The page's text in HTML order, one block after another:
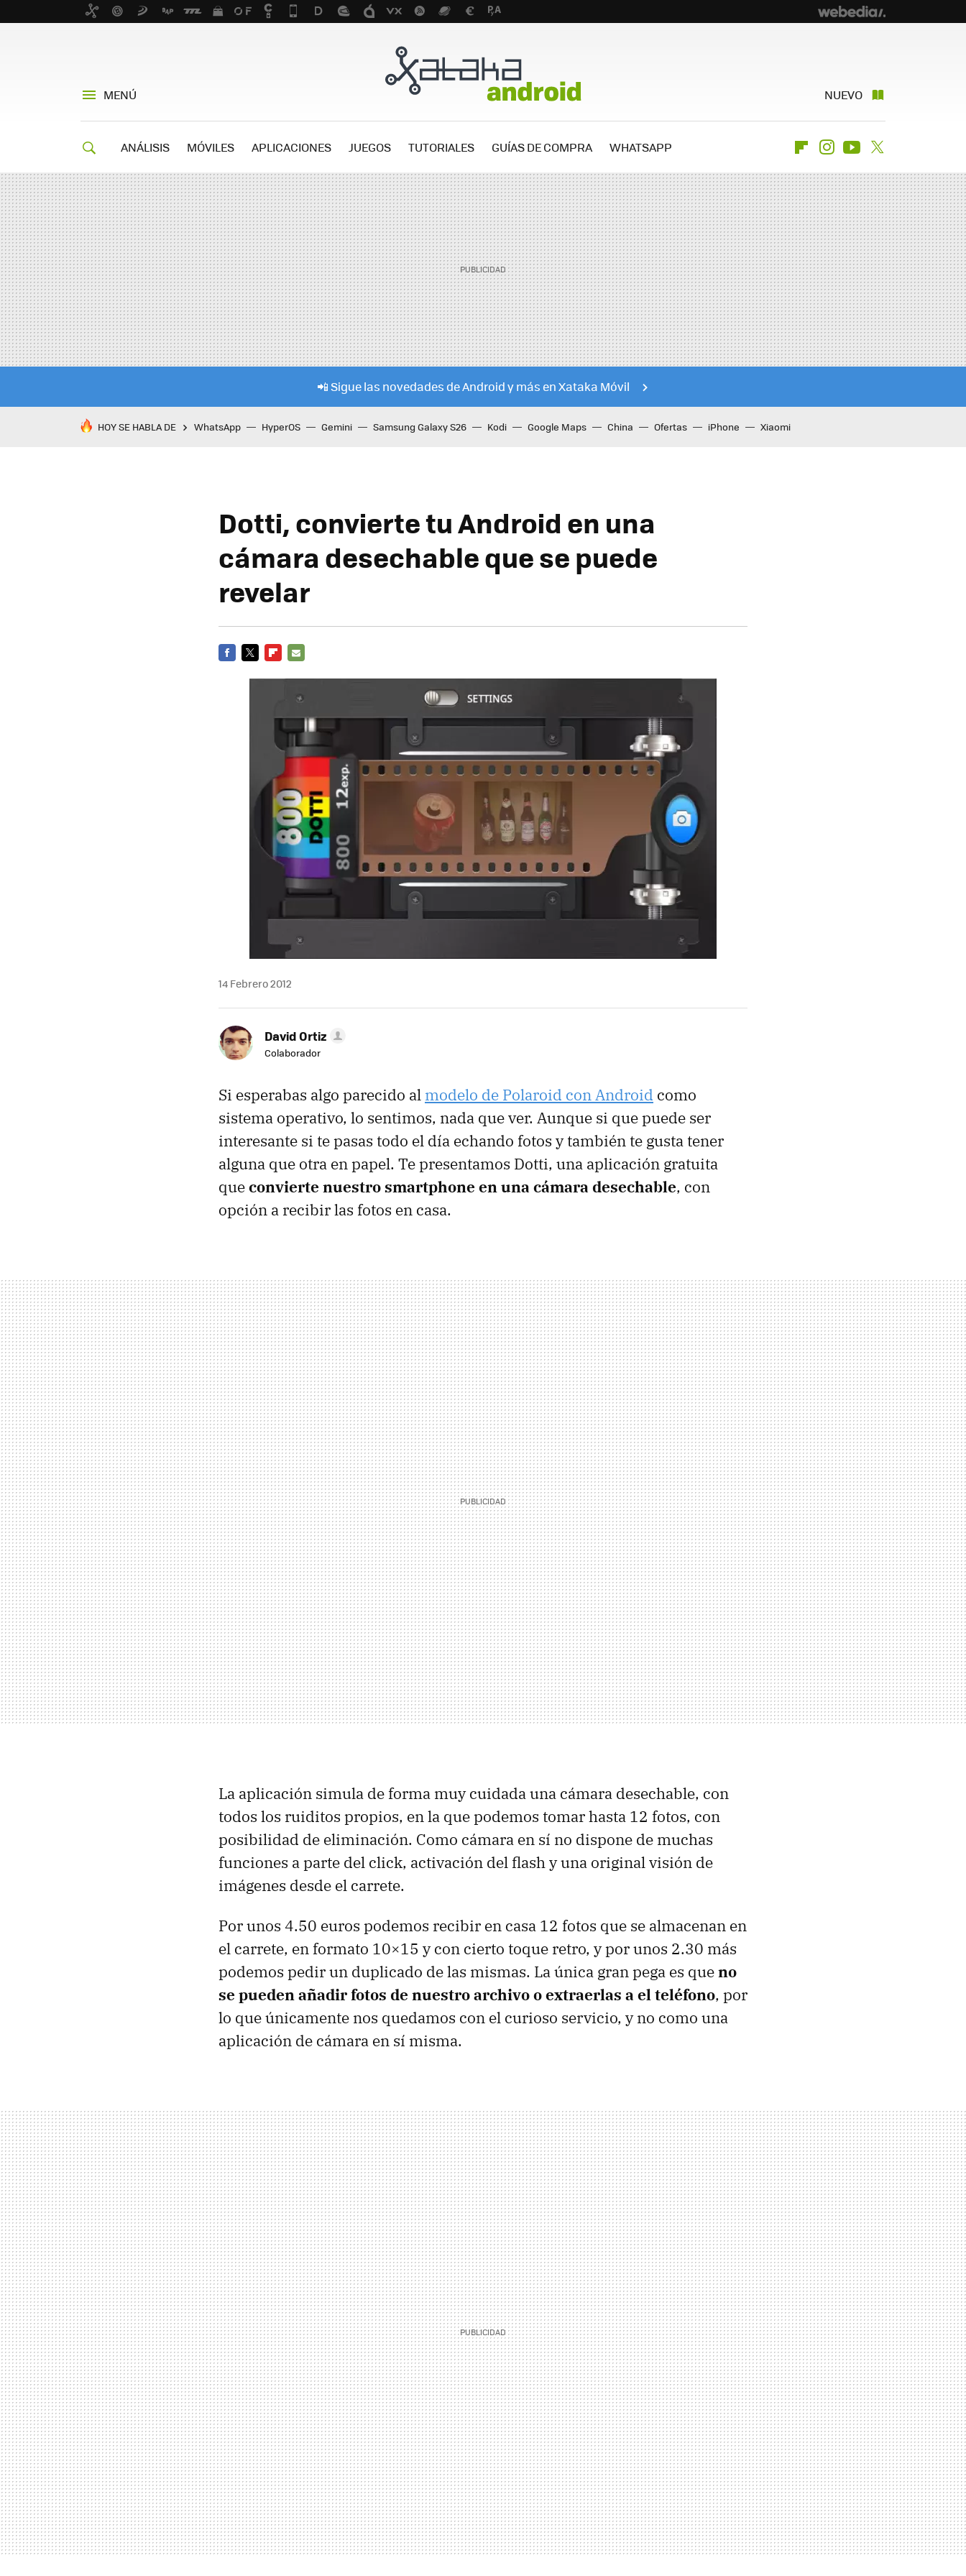
MENÚ NUEVO
ANÁLISIS MÓVILES APLICACIONES JUEGOS TUTORIALES GUÍAS DE COMPRA WHATSAPP FlipboardInstagramYoutube
📲 Sigue las novedades de Android y más en Xataka Móvil
HOY SE HABLA DE WhatsApp HyperOS Gemini Samsung Galaxy S26 Kodi Google Maps China Ofertas iPhone Xiaomi
Dotti, convierte tu Android en una
cámara desechable que se puede
revelar
14 Febrero 2012
David Ortiz
Colaborador
Si esperabas algo parecido al modelo de Polaroid con Android como
sistema operativo, lo sentimos, nada que ver. Aunque si que puede ser
interesante si te pasas todo el día echando fotos y también te gusta tener
alguna que otra en papel. Te presentamos Dotti, una aplicación gratuita
queconvierte nuestro smartphone en una cámara desechable, con
opción a recibir las fotos en casa.
La aplicación simula de forma muy cuidada una cámara desechable, con
todos los ruiditos propios, en la que podemos tomar hasta 12 fotos, con
posibilidad de eliminación. Como cámara en sí no dispone de muchas
funciones a parte del click, activación del flash y una original visión de
imágenes desde el carrete.
Por unos 4.50 euros podemos recibir en casa 12 fotos que se almacenan en
el carrete, en formato 10×15 y con cierto toque retro, y por unos 2.30 más
podemos pedir un duplicado de las mismas. La única gran pega es queno
se pueden añadir fotos de nuestro archivo o extraerlas a el teléfono, por
lo que únicamente nos quedamos con el curioso servicio, y no como una
aplicación de cámara en sí misma.